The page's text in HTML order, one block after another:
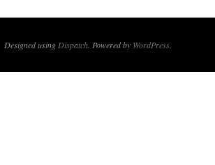
Designed using Dispatch . Powered by WordPress